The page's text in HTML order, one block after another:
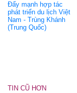
Đẩy mạnh hợp tác
phát triển du lịch Việt
Nam - Trùng Khánh
(Trung Quốc)
TIN CŨ HƠN